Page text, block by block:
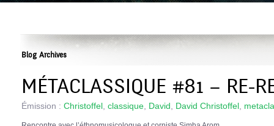
Blog Archives
MÉTACLASSIQUE #81 – RE-
Émission : Christoffel, classique, David, David Christoffel,